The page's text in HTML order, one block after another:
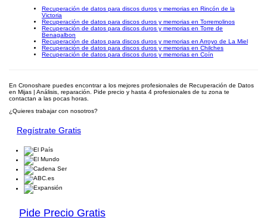
Recuperación de datos para discos duros y memorias en Rincón de la
Victoria
Recuperación de datos para discos duros y memorias en Torremolinos
Recuperación de datos para discos duros y memorias en Torre de
Benagalbon
Recuperación de datos para discos duros y memorias en Arroyo de La Miel
Recuperación de datos para discos duros y memorias en Chilches
Recuperación de datos para discos duros y memorias en Coín
En Cronoshare puedes encontrar a los mejores profesionales de Recuperación de Datos
en Mijas | Análisis, reparación. Pide precio y hasta 4 profesionales de tu zona te
contactan a las pocas horas.
¿Quieres trabajar con nosotros?
Regístrate Gratis
Pide Precio Gratis